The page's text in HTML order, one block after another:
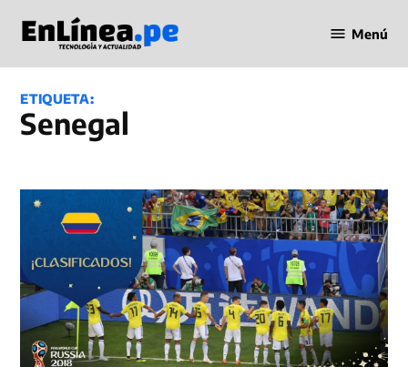
contenido
en Línea
Menú
ETIQUETA:
Senegal